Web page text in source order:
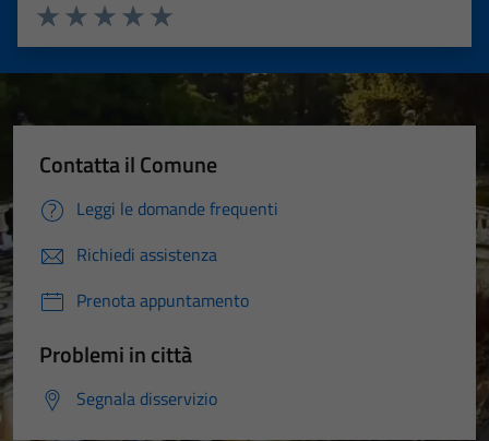
Valuta 5 stelle su 5
Valuta 4 stelle su 5
Valuta 3 stelle su 5
Valuta 2 stelle su 5
Valuta 1 stelle su 5
Contatta il Comune
Leggi le domande frequenti
Richiedi assistenza
Prenota appuntamento
Problemi in città
Segnala disservizio